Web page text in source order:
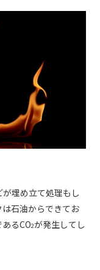
埋め立て処理もし
石油からできてお
るCO2が発生してし